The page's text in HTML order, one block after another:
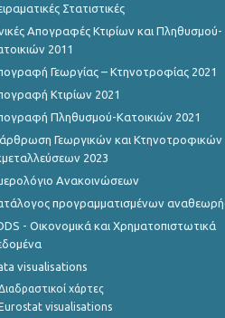
Απριλίου 2023
Μαρτίου 2023
Φεβρουαρίου 2023
Δεκεμβρίου 2022
Οκτωβρίου 2022
Σεπτεμβρίου 2022
Αυγούστου 2022
Στατιστικές
Απογραφές Κτιρίων και Πληθυσμού-
2011
Γεωργίας – Κτηνοτροφίας 2021
Κτιρίων 2021
Πληθυσμού-Κατοικιών 2021
Γεωργικών και Κτηνοτροφικών
2023
Ανακοινώσεων
προγραμματισμένων
- Οικονομικά και Χρηματοπιστωτικά
visualisations
χάρτες
visualisations